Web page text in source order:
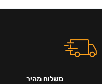
משלוח מהיר